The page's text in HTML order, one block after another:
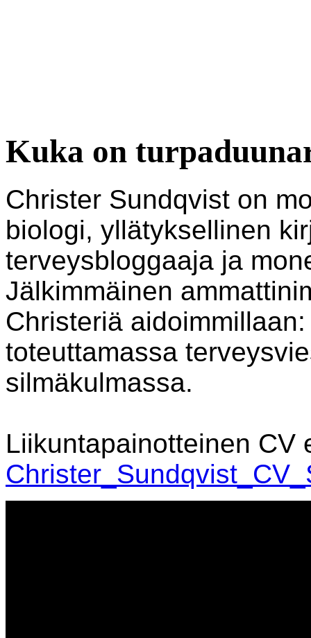
Kuka on
Christer Sundqvist on
biologi, yllätyksellinen
terveysbloggaaja ja
Jälkimmäinen
Christeriä
toteuttamassa
silmäkulmassa.
Liikuntapainotteinen CV